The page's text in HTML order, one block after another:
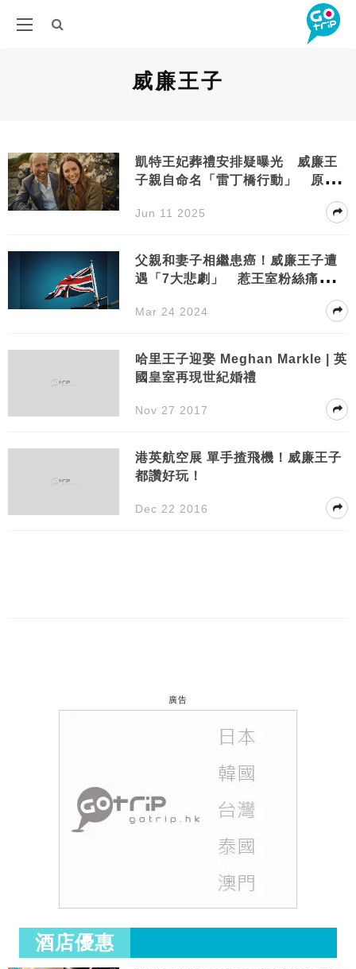
威廉王子
凱特王妃葬禮安排疑曝光 威廉王
子親自命名「雷丁橋行動」 原來
Jun 11 2025
父親和妻子相繼患癌！威廉王子遭
遇「7大悲劇」 惹王室粉絲痛心爆
Mar 24 2024
哈里王子迎娶 Meghan Markle | 英
國皇室再現世紀婚禮
Nov 27 2017
港英航空展 單手揸飛機！威廉王子
都讚好玩！
Dec 22 2016
廣告
酒店優惠